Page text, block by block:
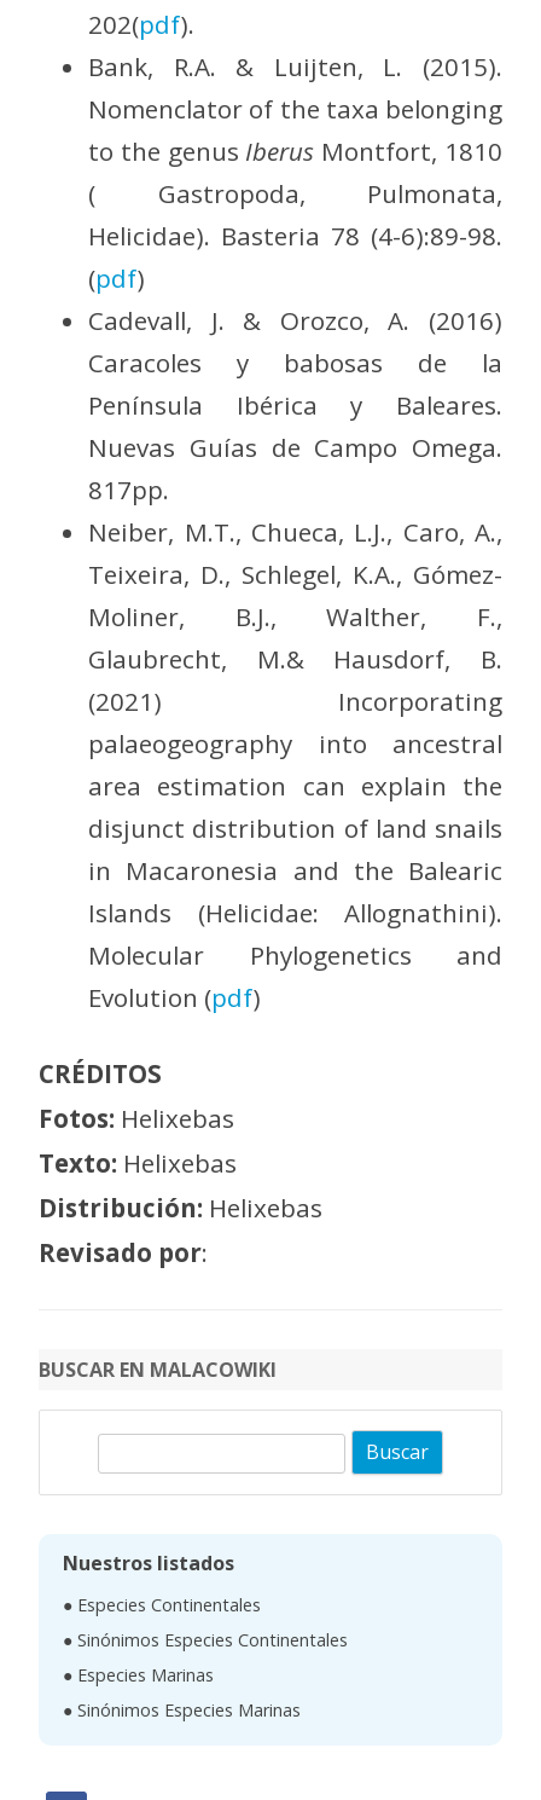
202(pdf).
Bank, R.A. & Luijten, L. (2015).
Nomenclator of the taxa belonging
to the genus Iberus Montfort, 1810
( Gastropoda, Pulmonata,
Helicidae). Basteria 78 (4-6):89-98.
(pdf)
Cadevall, J. & Orozco, A. (2016)
Caracoles y babosas de la
Península Ibérica y Baleares.
Nuevas Guías de Campo Omega.
817pp.
Neiber, M.T., Chueca, L.J., Caro, A.,
Teixeira, D., Schlegel, K.A., Gómez-
Moliner, B.J., Walther, F.,
Glaubrecht, M.& Hausdorf, B.
(2021) Incorporating
palaeogeography into ancestral
area estimation can explain the
disjunct distribution of land snails
in Macaronesia and the Balearic
Islands (Helicidae: Allognathini).
Molecular Phylogenetics and
Evolution (pdf)
CRÉDITOS
Fotos: Helixebas
Texto: Helixebas
Distribución: Helixebas
Revisado por:
BUSCAR EN MALACOWIKI
Nuestros listados
● Especies Continentales
● Sinónimos Especies Continentales
● Especies Marinas
● Sinónimos Especies Marinas